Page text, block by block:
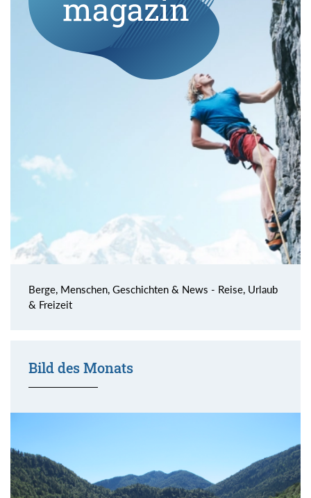
Berge, Menschen, Geschichten & News - Reise, Urlaub
& Freizeit
Bild des Monats